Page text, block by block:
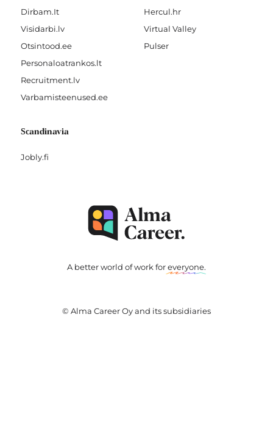
Dirbam.It
Visidarbi.lv
Otsintood.ee
Personaloatrankos.lt
Recruitment.lv
Varbamisteenused.ee
Hercul.hr
Virtual Valley
Pulser
Scandinavia
Jobly.fi
A better world of work foreveryone.
© Alma Career Oy and its subsidiaries